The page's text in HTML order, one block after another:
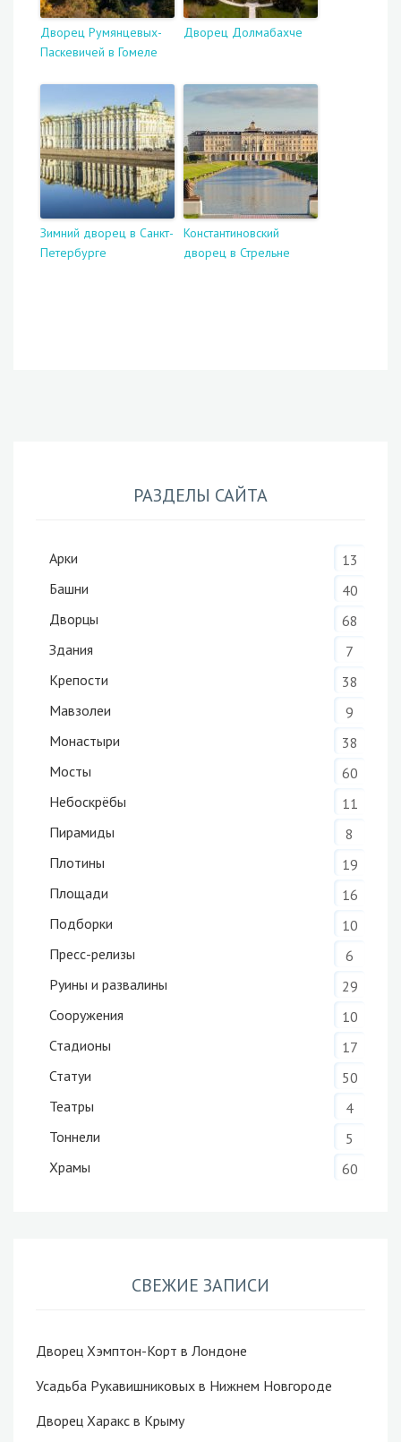
Дворец Румянцевых-
Паскевичей в Гомеле
Дворец Долмабахче
Зимний дворец в Санкт-
Петербурге
Константиновский
дворец в Стрельне
РАЗДЕЛЫ САЙТА
Арки
13
Башни
40
Дворцы
68
Здания
7
Крепости
38
Мавзолеи
9
Монастыри
38
Мосты
60
Небоскрёбы
11
Пирамиды
8
Плотины
19
Площади
16
Подборки
10
Пресс-релизы
6
Руины и развалины
29
Сооружения
10
Стадионы
17
Статуи
50
Театры
4
Тоннели
5
Храмы
60
СВЕЖИЕ ЗАПИСИ
Дворец Хэмптон-Корт в Лондоне
Усадьба Рукавишниковых в Нижнем Новгороде
Дворец Харакс в Крыму